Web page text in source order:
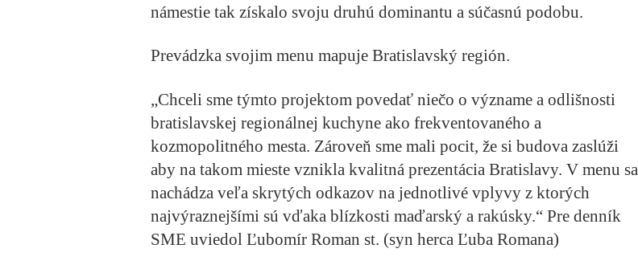
námestie tak získalo svoju druhú dominantu a súčasnú podobu.
Prevádzka svojim menu mapuje Bratislavský región.
„Chceli sme týmto projektom povedať niečo o význame a odlišnosti
bratislavskej regionálnej kuchyne ako frekventovaného a
kozmopolitného mesta. Zároveň sme mali pocit, že si budova zaslúži
aby na takom mieste vznikla kvalitná prezentácia Bratislavy. V menu sa
nachádza veľa skrytých odkazov na jednotlivé vplyvy z ktorých
najvýraznejšími sú vďaka blízkosti maďarský a rakúsky.“ Pre denník
SME uviedol Ľubomír Roman st. (syn herca Ľuba Romana)